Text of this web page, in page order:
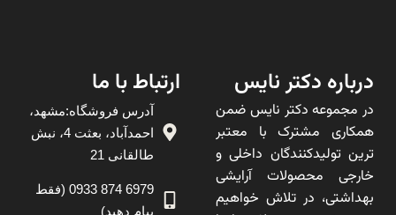
درباره دکتر نایس
در مجموعه دکتر نایس ضمن
همکاری مشترک با معتبر
ترین تولیدکنندگان داخلی و
خارجی محصولات آرایشی
بهداشتی، در تلاش خواهیم
ارتباط با ما
آدرس فروشگاه:مشهد،
احمدآباد، بعثت 4، نبش
طالقانی 21
6979 874 0933 (فقط
پیام دهید)